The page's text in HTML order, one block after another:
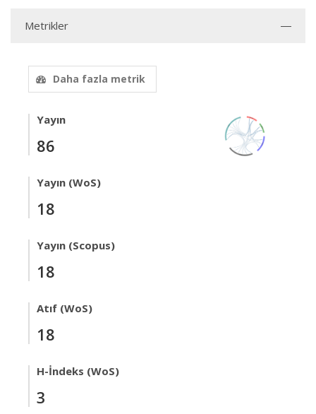
Metrikler
Daha fazla metrik
Yayın
86
Yayın (WoS)
18
Yayın (Scopus)
18
Atıf (WoS)
18
H-İndeks (WoS)
3